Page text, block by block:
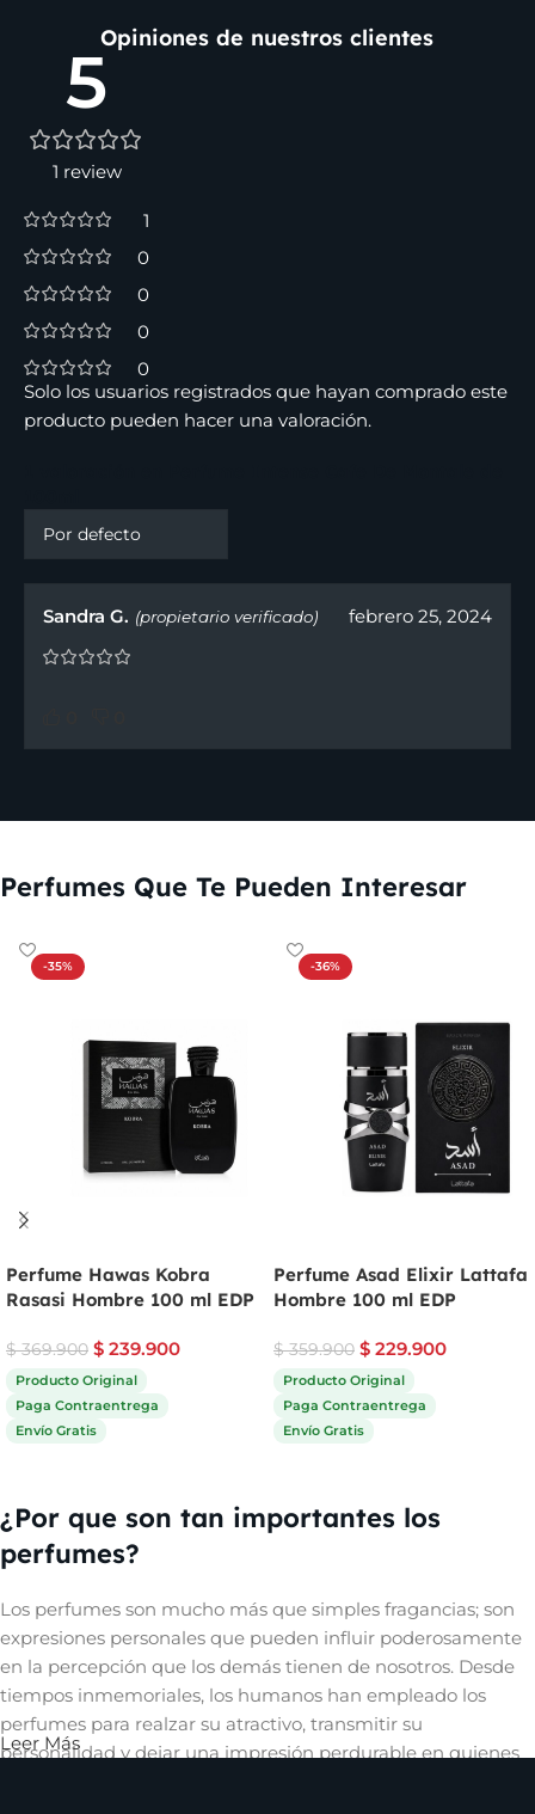
Opiniones de nuestros clientes
5
1 review
1
0
0
0
0
Sandra G. (propietario verificado) febrero 25, 2024
Solo los usuarios registrados que hayan comprado este
producto pueden hacer una valoración.
Perfumes Que Te Pueden Interesar
-35%
Perfume Hawas Kobra
Rasasi Hombre 100 ml EDP
$369.900 $ 239.900
Producto Original
Paga Contraentrega
Envío Gratis
-36%
Perfume Asad Elixir Lattafa
Hombre 100 ml EDP
$359.900 $ 229.900
Producto Original
Paga Contraentrega
Envío Gratis
¿Por que son tan importantes los
perfumes?
Los perfumes son mucho más que simples fragancias; son
expresiones personales que pueden influir poderosamente
en la percepción que los demás tienen de nosotros. Desde
tiempos inmemoriales, los humanos han empleado los
perfumes para realzar su atractivo, transmitir su
personalidad y dejar una impresión perdurable en quienes
Leer Más